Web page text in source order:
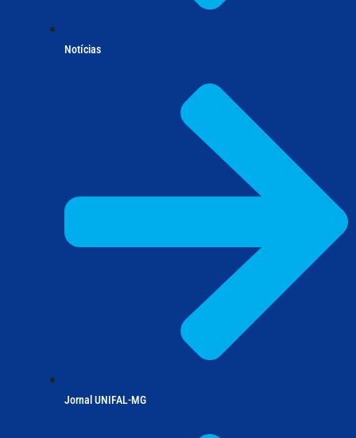
Notícias
Jornal UNIFAL-MG